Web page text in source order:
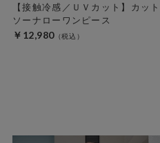
【接触冷感／ＵＶカット】カット
ソーナローワンピース
￥12,980